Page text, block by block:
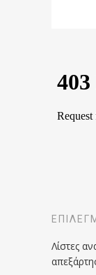
Λίστες